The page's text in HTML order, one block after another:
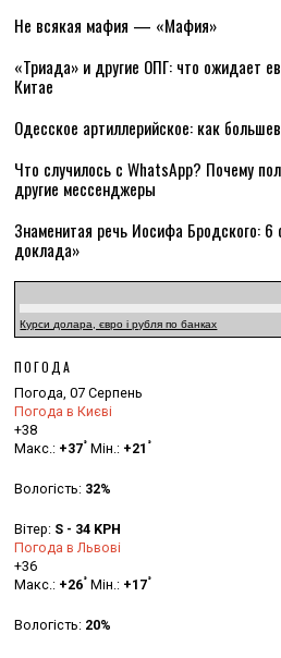
Не всякая мафия — «Мафия»
«Триада» и другие ОПГ: что ожидает
Китае
Одесское артиллерийское: как
Что случилось с WhatsApp? Почему
другие мессенджеры
Знаменитая речь Иосифа Бродского: 6
доклада»
Курси долара, євро і рубля по банках
ПОГОДА
Погода, 07 Серпень
Погода в Києві
+38
Макс.: +37° Мін.: +21 °
Вологість: 32%
Вітер: S - 34 KPH
Погода в Львові
+36
Макс.: +26° Мін.: +17°
Вологість: 20%